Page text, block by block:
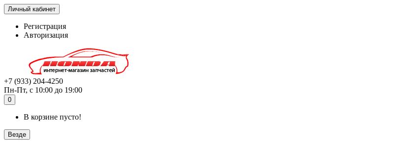
Личный кабинет
Регистрация
Авторизация
+7 (933) 204-4250
Пн-Пт, с 10:00 до 19:00
0
В корзине пусто!
Везде